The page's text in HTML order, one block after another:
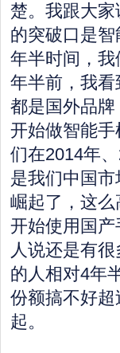
楚。我跟大
的突破口是
年半时间，
年半前，我
都是国外品
开始做智能
们在2014年
是我们中国
崛起了，这
开始使用国
人说还是有
的人相对4年
份额搞不好
起。